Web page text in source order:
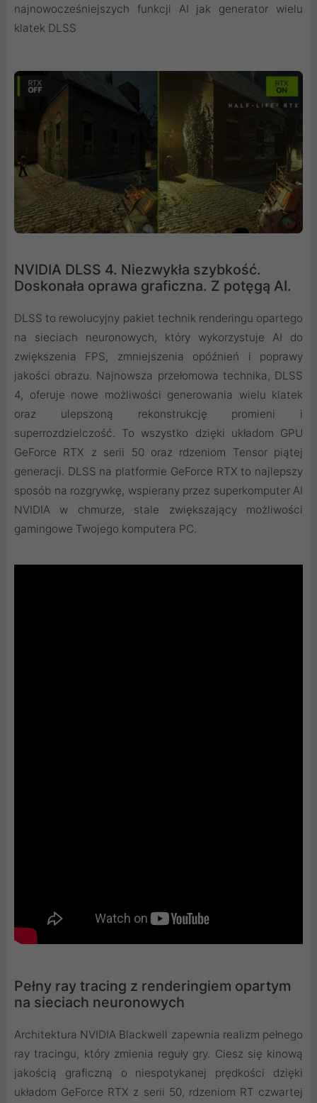
najnowocześniejszych funkcji AI jak generator wielu
klatek DLSS
NVIDIA DLSS 4. Niezwykła szybkość.
Doskonała oprawa graficzna. Z potęgą AI.
DLSS to rewolucyjny pakiet technik renderingu opartego
na sieciach neuronowych, który wykorzystuje AI do
zwiększenia FPS, zmniejszenia opóźnień i poprawy
jakości obrazu. ‌Najnowsza przełomowa technika, DLSS
4, oferuje nowe możliwości generowania wielu klatek
oraz ulepszoną rekonstrukcję promieni i
superrozdzielczość. To wszystko dzięki układom GPU
GeForce RTX z serii 50 oraz rdzeniom Tensor piątej
generacji. DLSS na platformie GeForce RTX to najlepszy
sposób na rozgrywkę, wspierany przez superkomputer AI
NVIDIA w chmurze, stale zwiększający możliwości
gamingowe Twojego komputera PC.
Pełny ray tracing z renderingiem opartym
na sieciach neuronowych
Architektura NVIDIA Blackwell zapewnia realizm pełnego
ray tracingu, który zmienia reguły gry. Ciesz się kinową
jakością graficzną o niespotykanej prędkości dzięki
układom GeForce RTX z serii 50, rdzeniom RT czwartej